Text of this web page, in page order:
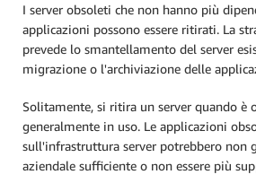
I server obsoleti che non hanno più
applicazioni possono essere ritirati. La
prevede lo smantellamento del server
migrazione o l'archiviazione delle
Solitamente, si ritira un server quando è
generalmente in uso. Le applicazioni
sull'infrastruttura server potrebbero non
aziendale sufficiente o non essere più